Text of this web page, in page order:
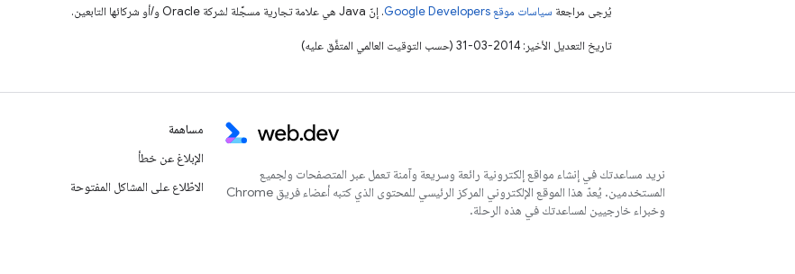
يُرجى مراجعة سياسات موقع Google Developers‏ . إنّ Java هي علامة تجارية مسجَّلة لشركة Oracle و/أو شركائها التابعين.
تاريخ التعديل الأخير: 2014-03-31 (حسب التوقيت العالمي المتفَّق عليه)
نريد مساعدتك في إنشاء مواقع إلكترونية رائعة وسريعة وآمنة تعمل عبر المتصفحات ولجميع
المستخدمين. يُعدّ هذا الموقع الإلكتروني المركز الرئيسي للمحتوى الذي كتبه أعضاء فريق Chrome
وخبراء خارجيين لمساعدتك في هذه الرحلة.
مساهمة
الإبلاغ عن خطأ
الاطّلاع على المشاكل المفتوحة